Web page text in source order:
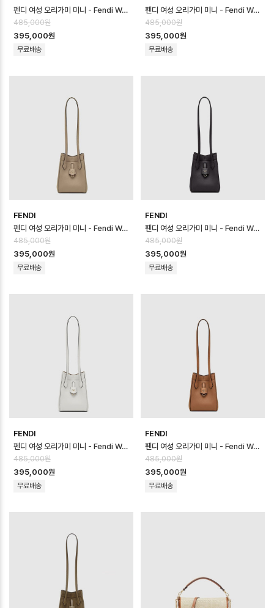
펜디 여성 오리가미 미니 - Fendi Womens Origami Mini - feb170…
485,000원
395,000원
무료배송
펜디 여성 오리가미 미니 - Fendi Womens Origami Mini - feb170…
485,000원
395,000원
무료배송
FENDI
펜디 여성 오리가미 미니 - Fendi Womens Origami Mini - feb170…
485,000원
395,000원
무료배송
FENDI
펜디 여성 오리가미 미니 - Fendi Womens Origami Mini - feb170…
485,000원
395,000원
무료배송
FENDI
펜디 여성 오리가미 미니 - Fendi Womens Origami Mini - feb170…
485,000원
395,000원
무료배송
FENDI
펜디 여성 오리가미 미니 - Fendi Womens Origami Mini - feb170…
485,000원
395,000원
무료배송